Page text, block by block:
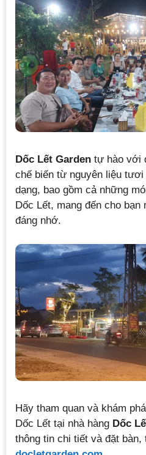
Dốc Lết Garden tự hào với
chế biến từ nguyên liệu
dạng, bao gồm cả những
Dốc Lết, mang đến cho
đáng nhớ.
Hãy tham quan và khám
Dốc Lết tại nhà hàng Dốc
thông tin chi tiết và đặt